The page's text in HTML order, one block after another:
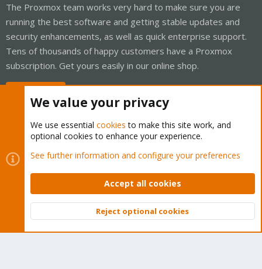
The Proxmox team works very hard to make sure you are
running the best software and getting stable updates and
security enhancements, as well as quick enterprise support.
Tens of thousands of happy customers have a Proxmox
subscription. Get yours easily in our online shop.
Cookies
Proxmox Support Forum - Light Mode
Contact us
Terms and rules Privacy policy Help Home
Community platform by XenForo © 2010-2026 XenForo Ltd.
Top
We value your privacy
We use essential cookies to make this site work, and
optional cookies to enhance your experience.
See further information and configure your preferences
Accept all cookies
Reject optional cookies